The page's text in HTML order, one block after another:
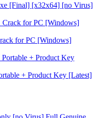
[Final] [x32x64] [no Virus]
for PC [Windows]
+ Product Key [Latest]